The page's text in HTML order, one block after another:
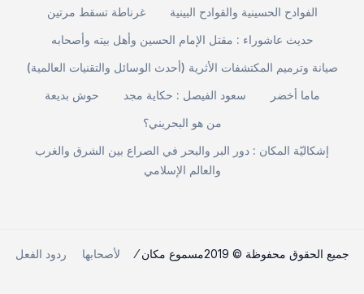
غرناطة تسقط مرتين
الفوادح الحسينية والقوادح البينية
حديث عاشوراء : مقتل الإمام الحسين وأهل بيته وأصحابه
صيانة وترميم المكتشفات الأثرية (أحدث الوسائل والتقنيات العالمية)
حوش بديعة
سعود الفيصل : حكاية مجد
ماما أخضر
من هو البحريني؟
إشكاليّة المكان : دور البر والبحر في الصراع بين الشرق والغرب
والعالم الإسلامي
جميع الحقوق محفوظة © 2019مسموع مكان ⁄ لأصحابها ردود الفعل